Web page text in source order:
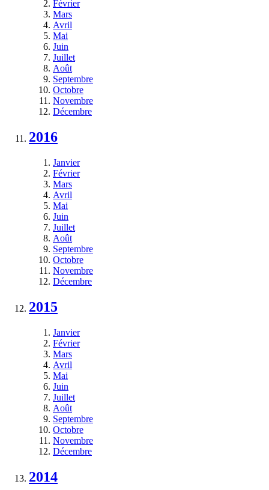
Février
Mars
Avril
Mai
Juin
Juillet
Août
Septembre
Octobre
Novembre
Décembre
2016
Janvier
Février
Mars
Avril
Mai
Juin
Juillet
Août
Septembre
Octobre
Novembre
Décembre
2015
Janvier
Février
Mars
Avril
Mai
Juin
Juillet
Août
Septembre
Octobre
Novembre
Décembre
2014